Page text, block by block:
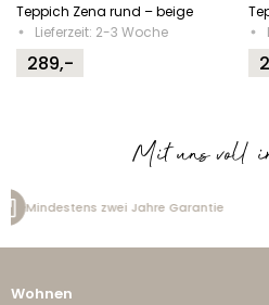
Teppich Zena rund – beige
Lieferzeit: 2-3 Woche
289,-
Mit uns voll
Wohnen